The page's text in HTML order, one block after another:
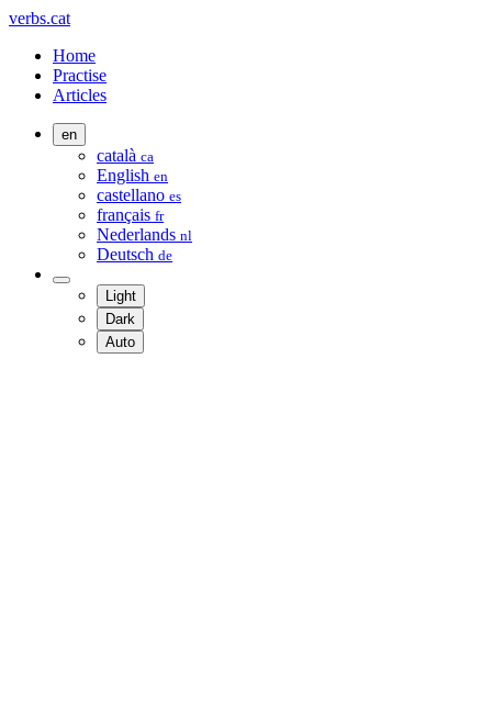
verbs.cat
Home
Practise
Articles
en
català ca
English en
castellano es
français fr
Nederlands nl
Deutsch de
Light
Dark
Auto